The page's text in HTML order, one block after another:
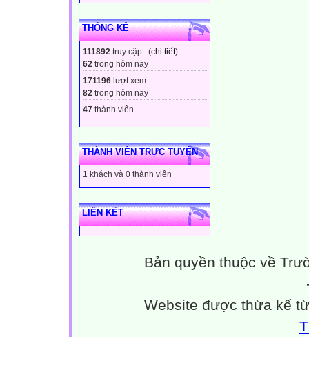
THỐNG KÊ
111892 truy cập (chi tiết)
62 trong hôm nay
171196 lượt xem
82 trong hôm nay
47 thành viên
THÀNH VIÊN TRỰC TUYẾN
1 khách và 0 thành viên
LIÊN KẾT
Bản quyền thuộc về
Website được thừa kế